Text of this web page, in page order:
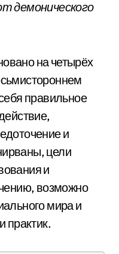
демонического
на четырёх
правильное
и
цели
и
возможно
мира и
практик.